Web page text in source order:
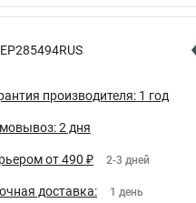
EP285494RUS
производителя: 1 год
2 дня
от 490 ₽ 2-3 дней
доставка: 1 день